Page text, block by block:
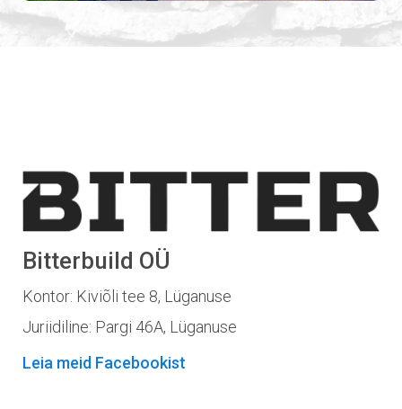
Bitterbuild OÜ
Kontor: Kiviõli tee 8, Lüganuse
Juriidiline: Pargi 46A, Lüganuse
Leia meid Facebookist